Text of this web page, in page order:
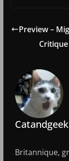
Preview –
Catandgeek
Britannique,